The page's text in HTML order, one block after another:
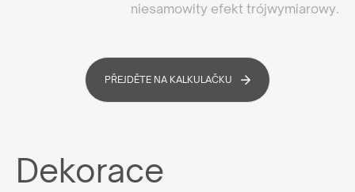
niesamowity efekt trójwymiarowy.
PŘEJDĚTE NA KALKULAČKU
Dekorace